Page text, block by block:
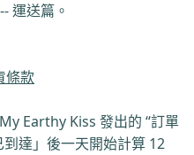
運送篇。
條款
My Earthy Kiss 發出的 “訂單
達」後一天開始計算 12